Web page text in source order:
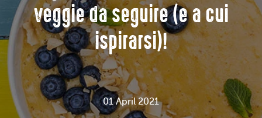
veggie da seguire (e a cui
ispirarsi)!
01 April 2021